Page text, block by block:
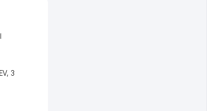
, 3